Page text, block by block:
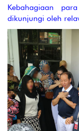
Kebahagiaan
dikunjungi oleh